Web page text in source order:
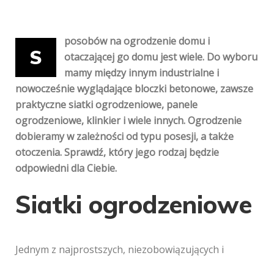
S
posobów na ogrodzenie domu i
otaczającej go domu jest wiele. Do wyboru
mamy między innym industrialne i
nowocześnie wyglądające bloczki betonowe, zawsze
praktyczne siatki ogrodzeniowe, panele
ogrodzeniowe, klinkier i wiele innych. Ogrodzenie
dobieramy w zależności od typu posesji, a także
otoczenia. Sprawdź, który jego rodzaj będzie
odpowiedni dla Ciebie.
Siatki ogrodzeniowe
Jednym z najprostszych, niezobowiązujących i